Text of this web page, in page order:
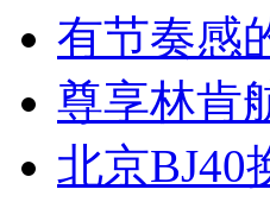
有节奏感
尊享林肯
北京BJ40